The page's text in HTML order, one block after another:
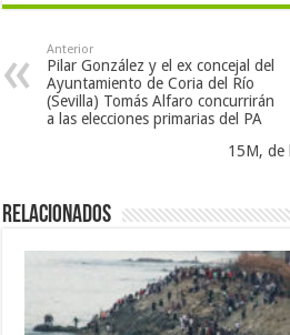
Anterior
Pilar González y el ex concejal del
Ayuntamiento de Coria del Río
(Sevilla) Tomás Alfaro concurrirán
a las elecciones primarias del PA
15M, de
Relacionados